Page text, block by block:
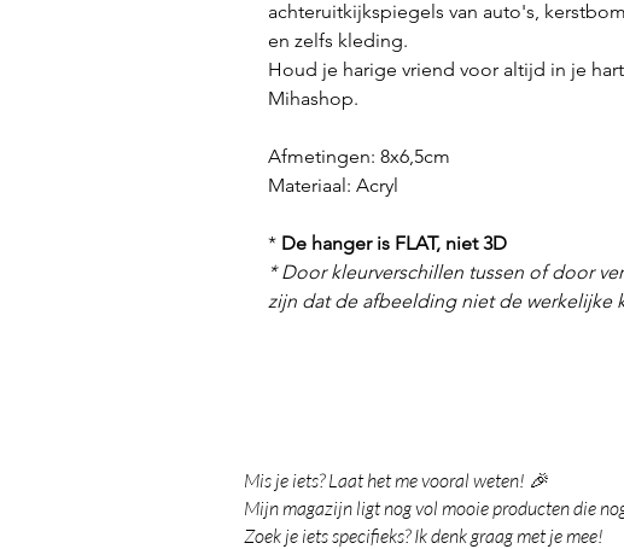
achteruitkijkspiegels van auto's,
en zelfs kleding.
Houd je harige vriend voor altijd in je
Mihashop.
Afmetingen: 8x6,5cm
Materiaal: Acryl
* De hanger is FLAT, niet 3D
* Door kleurverschillen tussen of door
zijn dat de afbeelding niet de werkelijke
Mis je iets? Laat het me vooral weten! 🎉
Mijn magazijn ligt nog vol mooie producten die
Zoek je iets specifieks? Ik denk graag met je mee!